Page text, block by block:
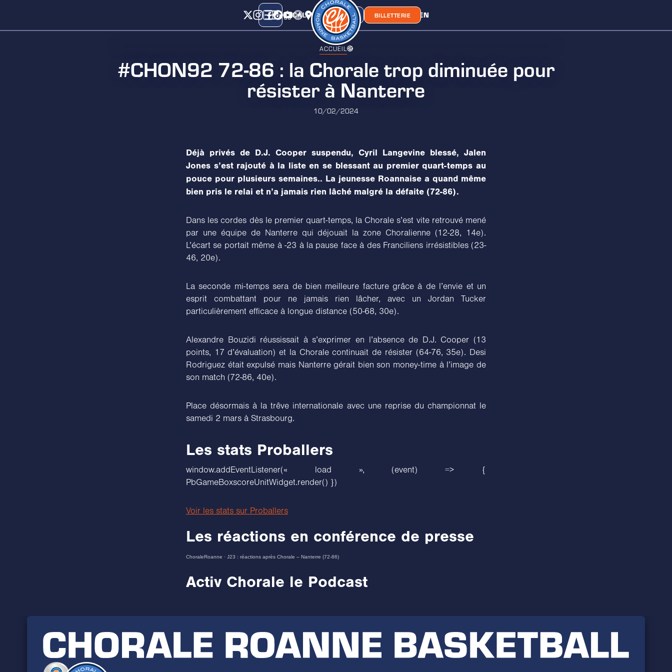
CALENDRIERCLASSEMENTCHORA' LIEN
BOUTIQUE BILLETTERIE
ACCUEIL
#CHON92 72-86 : la Chorale trop diminuée pour
résister à Nanterre
10/02/2024
Déjà privés de D.J. Cooper suspendu, Cyril Langevine blessé, Jalen
Jones s’est rajouté à la liste en se blessant au premier quart-temps au
pouce pour plusieurs semaines.. La jeunesse Roannaise a quand même
bien pris le relai et n’a jamais rien lâché malgré la défaite (72-86).
Dans les cordes dès le premier quart-temps, la Chorale s’est vite retrouvé mené
par une équipe de Nanterre qui déjouait la zone Choralienne (12-28, 14e).
L’écart se portait même à -23 à la pause face à des Franciliens irrésistibles (23-
46, 20e).
La seconde mi-temps sera de bien meilleure facture grâce à de l’envie et un
esprit combattant pour ne jamais rien lâcher, avec un Jordan Tucker
particulièrement efficace à longue distance (50-68, 30e).
Alexandre Bouzidi réussissait à s’exprimer en l’absence de D.J. Cooper (13
points, 17 d’évaluation) et la Chorale continuait de résister (64-76, 35e). Desi
Rodriguez était expulsé mais Nanterre gérait bien son money-time à l’image de
son match (72-86, 40e).
Place désormais à la trêve internationale avec une reprise du championnat le
samedi 2 mars à Strasbourg.
Les stats Proballers
window.addEventListener(« load », (event) => {
PbGameBoxscoreUnitWidget.render() })
Voir les stats sur Proballers
Les réactions en conférence de presse
ChoraleRoanne · J23 : réactions après Chorale – Nanterre (72-86)
Activ Chorale le Podcast